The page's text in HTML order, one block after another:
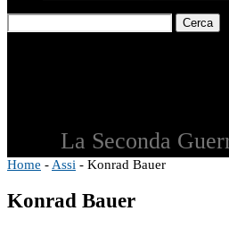
Cerca
La Seconda
Home - Assi - Konrad Bauer
Konrad Bauer